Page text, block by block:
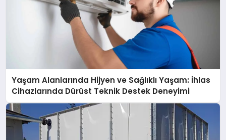
Yaşam Alanlarında Hijyen ve Sağlıklı Yaşam: İhlas
Cihazlarında Dürüst Teknik Destek Deneyimi